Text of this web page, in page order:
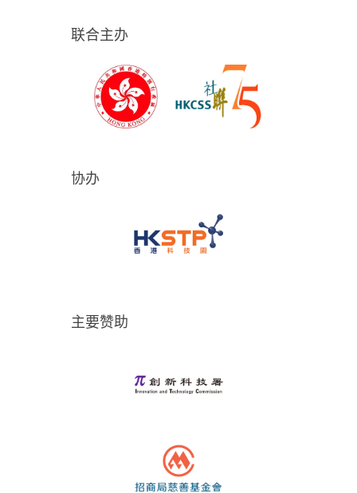
联合主办
协办
主要赞助